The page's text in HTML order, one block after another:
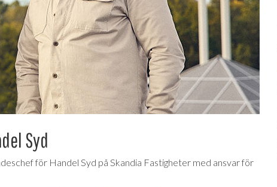
Syd
för Handel Syd på Skandia Fastigheter med ansvar för